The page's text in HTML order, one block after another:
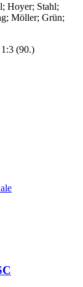
Hoyer; Stahl;
Möller; Grün;
(90.)